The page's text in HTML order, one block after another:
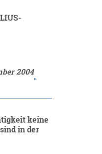
2004
keine
in der